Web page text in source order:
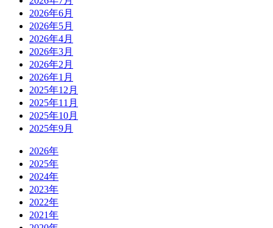
2026年6月
2026年5月
2026年4月
2026年3月
2026年2月
2026年1月
2025年12月
2025年11月
2025年10月
2025年9月
2026年
2025年
2024年
2023年
2022年
2021年